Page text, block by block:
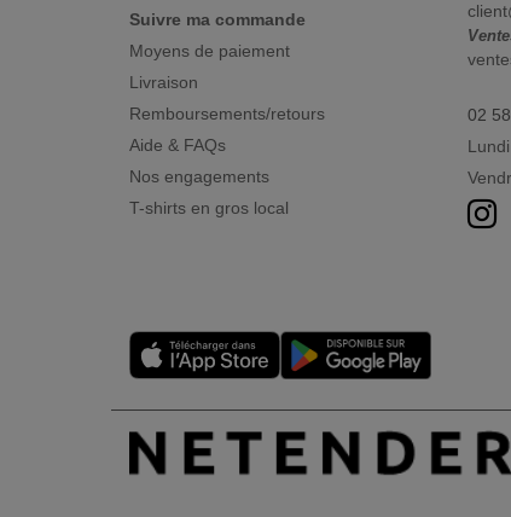
Suivre ma commande
Moyens de paiement
Livraison
Remboursements/retours
Aide & FAQs
Nos engagements
T-shirts en gros local
02